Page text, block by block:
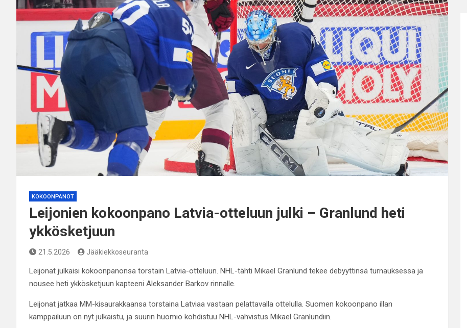
KOKOONPANOT
Leijonien kokoonpano Latvia-otteluun julki – Granlund heti
ykkösketjuun
21.5.2026 Jääkiekkoseuranta
Leijonat julkaisi kokoonpanonsa torstain Latvia-otteluun. NHL-tähti Mikael Granlund tekee debyyttinsä turnauksessa ja
nousee heti ykkösketjuun kapteeni Aleksander Barkov rinnalle.
Leijonat jatkaa MM-kisaurakkaansa torstaina Latviaa vastaan pelattavalla ottelulla. Suomen kokoonpano illan
kamppailuun on nyt julkaistu, ja suurin huomio kohdistuu NHL-vahvistus Mikael Granlundiin.